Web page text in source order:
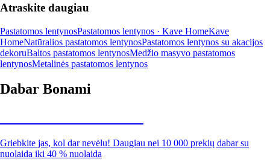
Atraskite daugiau
Pastatomos lentynosPastatomos lentynos · Kave HomeKave
HomeNatūralios pastatomos lentynosPastatomos lentynos su akacijos
dekoruBaltos pastatomos lentynosMedžio masyvo pastatomos
lentynosMetalinės pastatomos lentynos
Dabar Bonami
Griebkite jas, kol dar nevėlu! Daugiau nei 10 000 prekių dabar su
nuolaida iki 40 % nuolaida